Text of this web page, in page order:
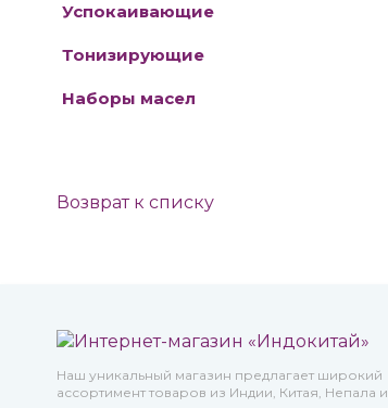
Успокаивающие
Тонизирующие
Наборы масел
Возврат к списку
Наш уникальный магазин предлагает широкий
ассортимент товаров из Индии, Китая, Непала и